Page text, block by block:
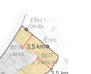
Erez
Oeste
Erez
3,5 km
BEIT
LAHIA
BEIT
HANUN